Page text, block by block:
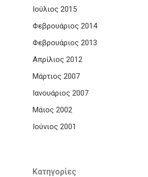
Ιούλιος 2015
Φεβρουάριος 2014
Φεβρουάριος 2013
Απρίλιος 2012
Μάρτιος 2007
Ιανουάριος 2007
Μάιος 2002
Ιούνιος 2001
Kατηγορίες